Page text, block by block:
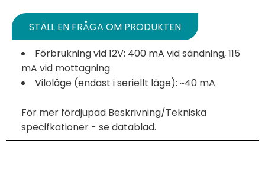
STÄLL EN FRÅGA OM PRODUKTEN
Förbrukning vid 12V: 400 mA vid sändning, 115
mA vid mottagning
Viloläge (endast i seriellt läge): ~40 mA
För mer fördjupad Beskrivning/Tekniska
specifkationer - se datablad.